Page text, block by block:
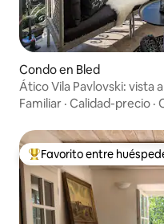
Condo en Bled
Ático Vila Pavlovski: vista
Familiar · Calidad-precio ·
Favorito entre
Favorito entre